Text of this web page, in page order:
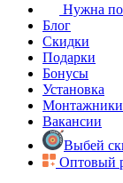
Нужна
Блог
Скидки
Подарки
Бонусы
Установка
Вакансии
Выбей
Оптовый